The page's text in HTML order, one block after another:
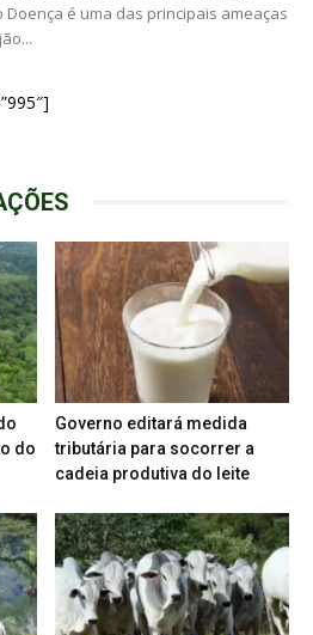
Doença é uma das principais ameaças
do
Governo editará medida
tributária para socorrer a
cadeia produtiva do leite